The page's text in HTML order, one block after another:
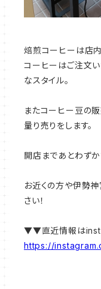
焙煎コーヒーは店
コーヒーはご注文
なスタイル。
またコーヒー豆の
量り売りをします。
開店まであとわず
お近くの方や伊勢
さい！
▼▼直近情報は
https://